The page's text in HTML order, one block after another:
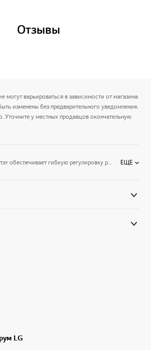
Отзывы
могут варьироваться в зависимости от магазина
изменены без предварительного уведомления.
Уточните у местных продавцов окончательную
Технология Smart Inverter обеспечивает гибкую регулировку режимов работы и экономию электроэнергии. Система очистки воздуха Plasmaster, голосовое управление и эффективное распределение воздуха в помещении — помогают создать комфортную атмосферу.Авторская серия ARTCOOL привлекает внимание оригинальным дизайном — ваш кондиционер может стать не просто функциональным устройством, а оригинальным элементом интерьера.Вдохните полной грудью благодаря сплит-системам LG. ЕЩЕ
LG